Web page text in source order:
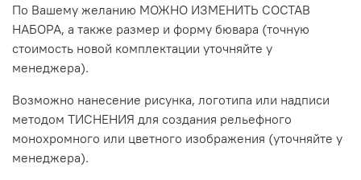
По Вашему желанию МОЖНО ИЗМЕНИТЬ СОСТАВ
НАБОРА, а также размер и форму бювара (точную
стоимость новой комплектации уточняйте у
менеджера).
Возможно нанесение рисунка, логотипа или надписи
методом ТИСНЕНИЯ для создания рельефного
монохромного или цветного изображения (уточняйте у
менеджера).